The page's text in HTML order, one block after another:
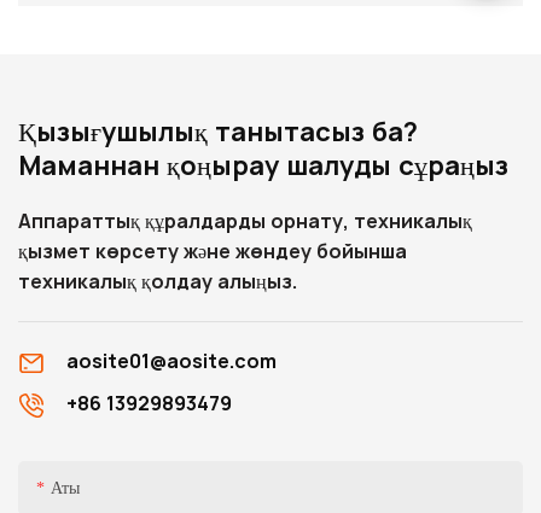
ақпаратты таба аласыз.
Қызығушылық танытасыз ба?
Маманнан қоңырау шалуды сұраңыз
Аппараттық құралдарды орнату, техникалық
қызмет көрсету және жөндеу бойынша
техникалық қолдау алыңыз.
aosite01@aosite.com
+86 13929893479
Аты